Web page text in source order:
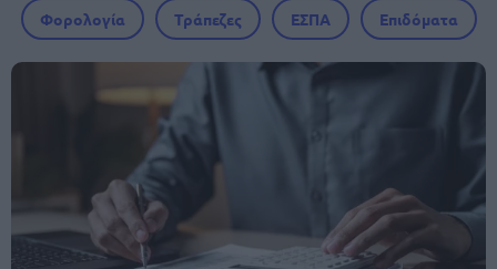
Φορολογία Τράπεζες ΕΣΠΑ Επιδόματα